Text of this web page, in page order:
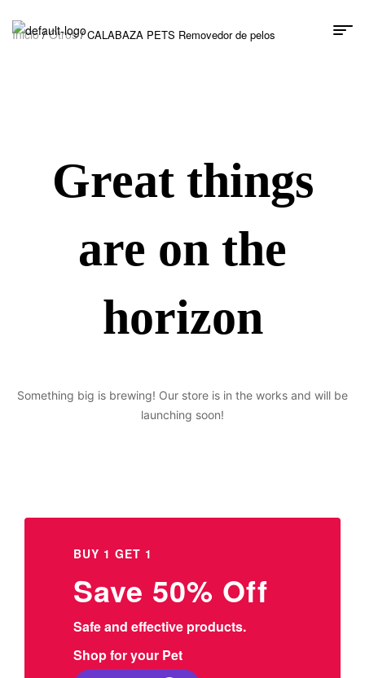
Inicio/Otros/ CALABAZA PETS Removedor de pelos
Great things
are on the
horizon
Something big is brewing! Our store is in the works and will be
launching soon!
BUY 1 GET 1
Save 50% Off
Safe and effective products.
Shop for your Pet